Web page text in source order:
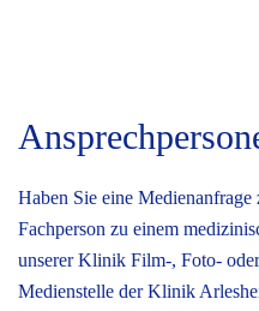
Haben Sie eine
Fachperson zu einem
unserer Klinik Film-, Foto-
Medienstelle der Klinik